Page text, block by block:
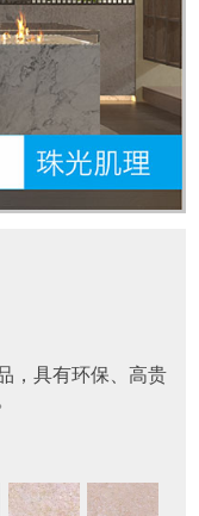
，具有环保、高贵